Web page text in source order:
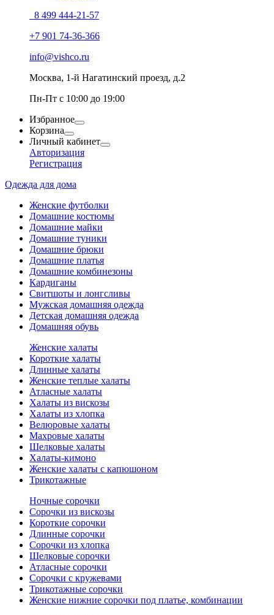
8 499 444-21-57
+7 901 74-36-366
info@vishco.ru
Москва, 1-й Нагатинский проезд, д.2
Пн-Пт с 10:00 до 19:00
Избранное
Корзина
Личный кабинет
Авторизация
Регистрация
Одежда для дома
Женские футболки
Домашние костюмы
Домашние майки
Домашние туники
Домашние брюки
Домашние платья
Домашние комбинезоны
Кардиганы
Свитшоты и лонгсливы
Мужская домашняя одежда
Детская домашняя одежда
Домашняя обувь
Женские халаты
Короткие халаты
Длинные халаты
Женские теплые халаты
Атласные халаты
Халаты из вискозы
Халаты из хлопка
Велюровые халаты
Махровые халаты
Шелковые халаты
Халаты-кимоно
Женские халаты с капюшоном
Трикотажные
Ночные сорочки
Сорочки из вискозы
Короткие сорочки
Длинные сорочки
Сорочки из хлопка
Шелковые сорочки
Атласные сорочки
Сорочки с кружевами
Трикотажные сорочки
Женские нижние сорочки под платье, комбинации